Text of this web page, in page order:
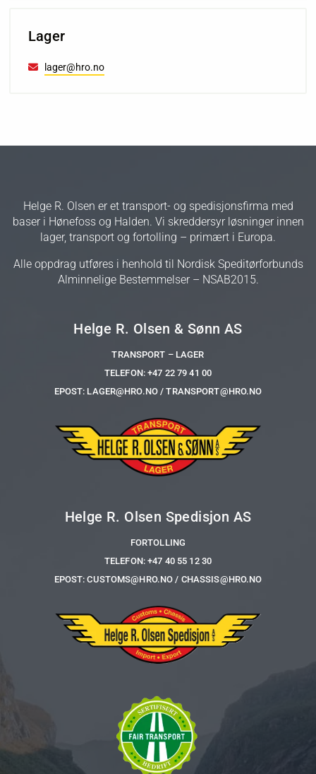
Lager
 lager@hro.no
Helge R. Olsen er et transport- og spedisjonsfirma med
baser i Hønefoss og Halden. Vi skreddersyr løsninger innen
lager, transport og fortolling – primært i Europa.
Alle oppdrag utføres i henhold til Nordisk Speditørforbunds
Alminnelige Bestemmelser – NSAB2015.
Helge R. Olsen & Sønn AS
TRANSPORT – LAGER
TELEFON:+47 22 79 41 00
EPOST: LAGER@HRO.NO / TRANSPORT@HRO.NO
Helge R. Olsen Spedisjon AS
FORTOLLING
TELEFON: +47 40 55 12 30
EPOST: CUSTOMS@HRO.NO / CHASSIS@HRO.NO